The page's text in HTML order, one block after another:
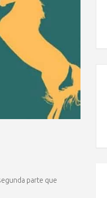
parte que